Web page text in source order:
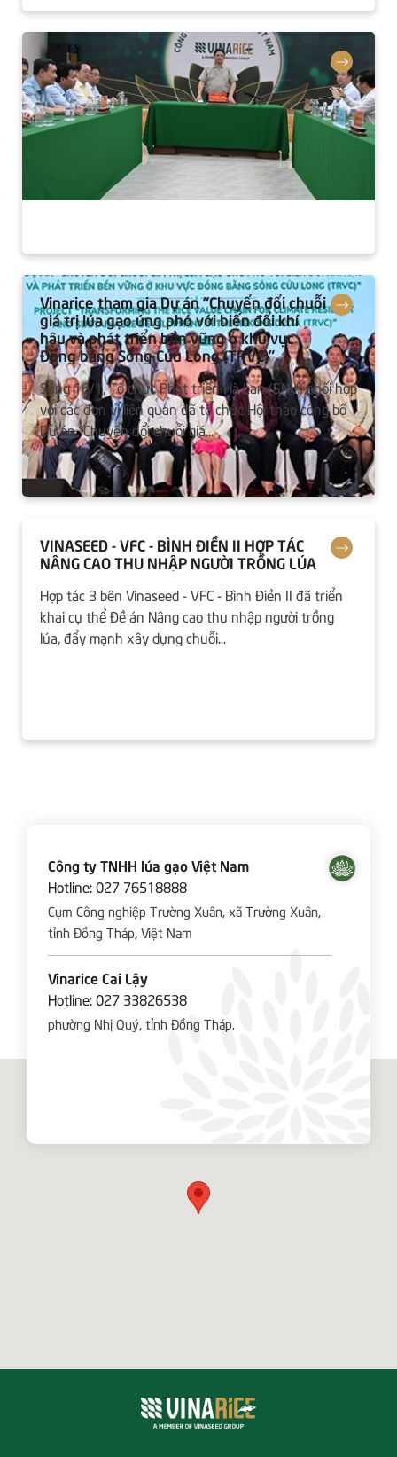
Vinarice tham gia Dự án “Chuyển đổi chuỗi
giá trị lúa gạo ứng phó với biến đổi khí
hậu và phát triển bền vững ở khu vực
Đồng bằng Sông Cửu Long (TRVC)”
Sáng 16/1, Tổ chức Phát triển Hà Lan (SNV) phối hợp
với các đơn vị liên quan đã tổ chức Hội thảo công bố
Dự án “Chuyển đổi chuỗi giá...
VINASEED - VFC - BÌNH ĐIỀN II HỢP TÁC
NÂNG CAO THU NHẬP NGƯỜI TRỒNG LÚA
Hợp tác 3 bên Vinaseed - VFC - Bình Điền II đã triển
khai cụ thể Đề án Nâng cao thu nhập người trồng
lúa, đẩy mạnh xây dựng chuỗi...
Công ty TNHH lúa gạo Việt Nam
Hotline:027 76518888
Cụm Công nghiệp Trường Xuân, xã Trường Xuân,
tỉnh Đồng Tháp, Việt Nam
Vinarice Cai Lậy
Hotline:027 33826538
phường Nhị Quý, tỉnh Đồng Tháp.